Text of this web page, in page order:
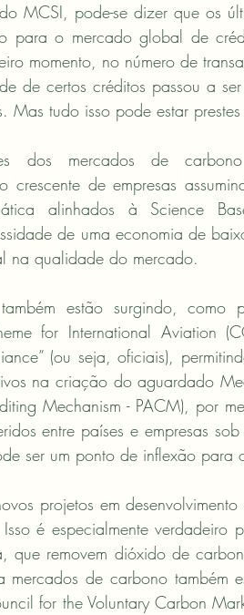
MCSI, pode-se dizer que os
para o mercado global de
momento, no número de
de certos créditos passou a
Mas tudo isso pode estar
dos mercados de
crescente de empresas
alinhados à Science
de uma economia de
na qualidade do mercado.
estão surgindo, como
for International Aviation
(ou seja, oficiais),
na criação do aguardado
Mechanism - PACM), por
entre países e empresas
ser um ponto de inflexão para
projetos em
é especialmente verdadeiro
que removem dióxido de
de carbono também
for the Voluntary Carbon